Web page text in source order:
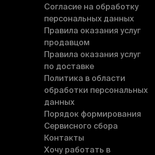
Согласие на обработку
персональных данных
Правила оказания услуг
продавцом
Правила оказания услуг
по доставке
Политика в области
обработки персональных
данных
Порядок формирования
Сервисного сбора
Контакты
Хочу работать в